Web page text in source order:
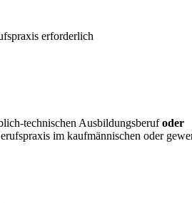
erforderlich
technischen Ausbildungsberufoder
im kaufmännischen oder